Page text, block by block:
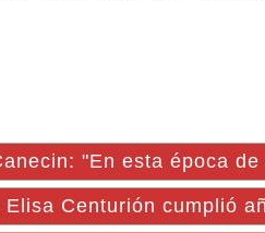
"En esta época
Elisa Centurión cumplió